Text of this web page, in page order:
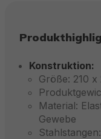
Konstruktion:
Größe: 210 x
Material:
Gewebe